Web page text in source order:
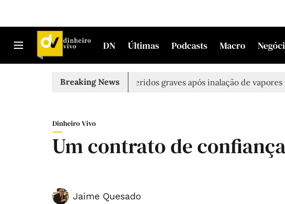
DN Últimas Podcasts Macro
Breaking News
morto em Sintra Três feridos graves após inalação de vapores
Dinheiro Vivo
Um contrato de
Jaime Quesado